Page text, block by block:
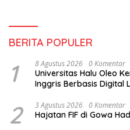
BERITA POPULER
1 8 Agustus 2026 0 Komentar
Universitas Halu Oleo
Inggris Berbasis Digital
2 3 Agustus 2026 0 Komentar
Hajatan FIF di Gowa